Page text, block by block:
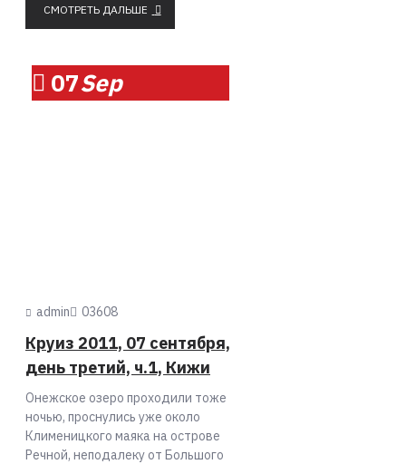
СМОТРЕТЬ ДАЛЬШЕ
07Sep
admin 03608
Круиз 2011, 07 сентября,
день третий, ч.1, Кижи
Онежское озеро проходили тоже
ночью, проснулись уже около
Клименицкого маяка на острове
Речной, неподалеку от Большого